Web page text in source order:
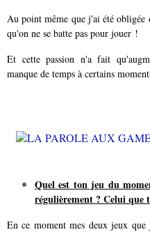
Au point même que j'ai été
qu'on ne se batte pas pour jouer !
Et cette passion n'a fait
manque de temps à certains
Quel est ton jeu du
régulièrement ? Celui que
En ce moment mes deux jeux